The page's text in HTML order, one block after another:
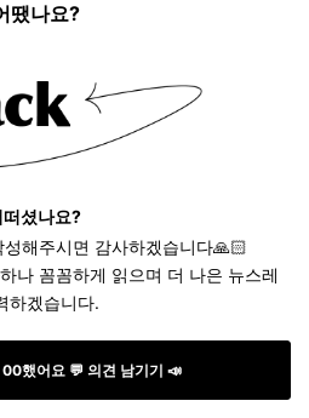
땠나요?
떠셨나요?
해주시면 감사하겠습니다🙏🏻
나 꼼꼼하게 읽으며 더 나은 뉴스레
하겠습니다.
했어요 💬 의견 남기기 📣